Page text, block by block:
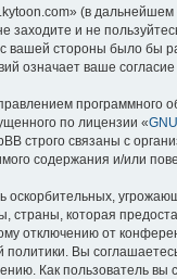
(в
заходите и не
вашей стороны было бы
означает ваше согласие
программного
по лицензии «
строго связаны с
содержания и/или
страны, которая
отключению от
политики. Вы
Как пользователь